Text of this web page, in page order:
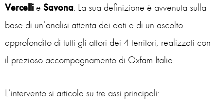
Vercellie Savona. La sua definizione è avvenuta sulla
base di un’analisi attenta dei dati e di un ascolto
approfondito di tutti gli attori dei 4 territori, realizzati con
il prezioso accompagnamento di Oxfam Italia.
L’intervento si articola su tre assi principali: